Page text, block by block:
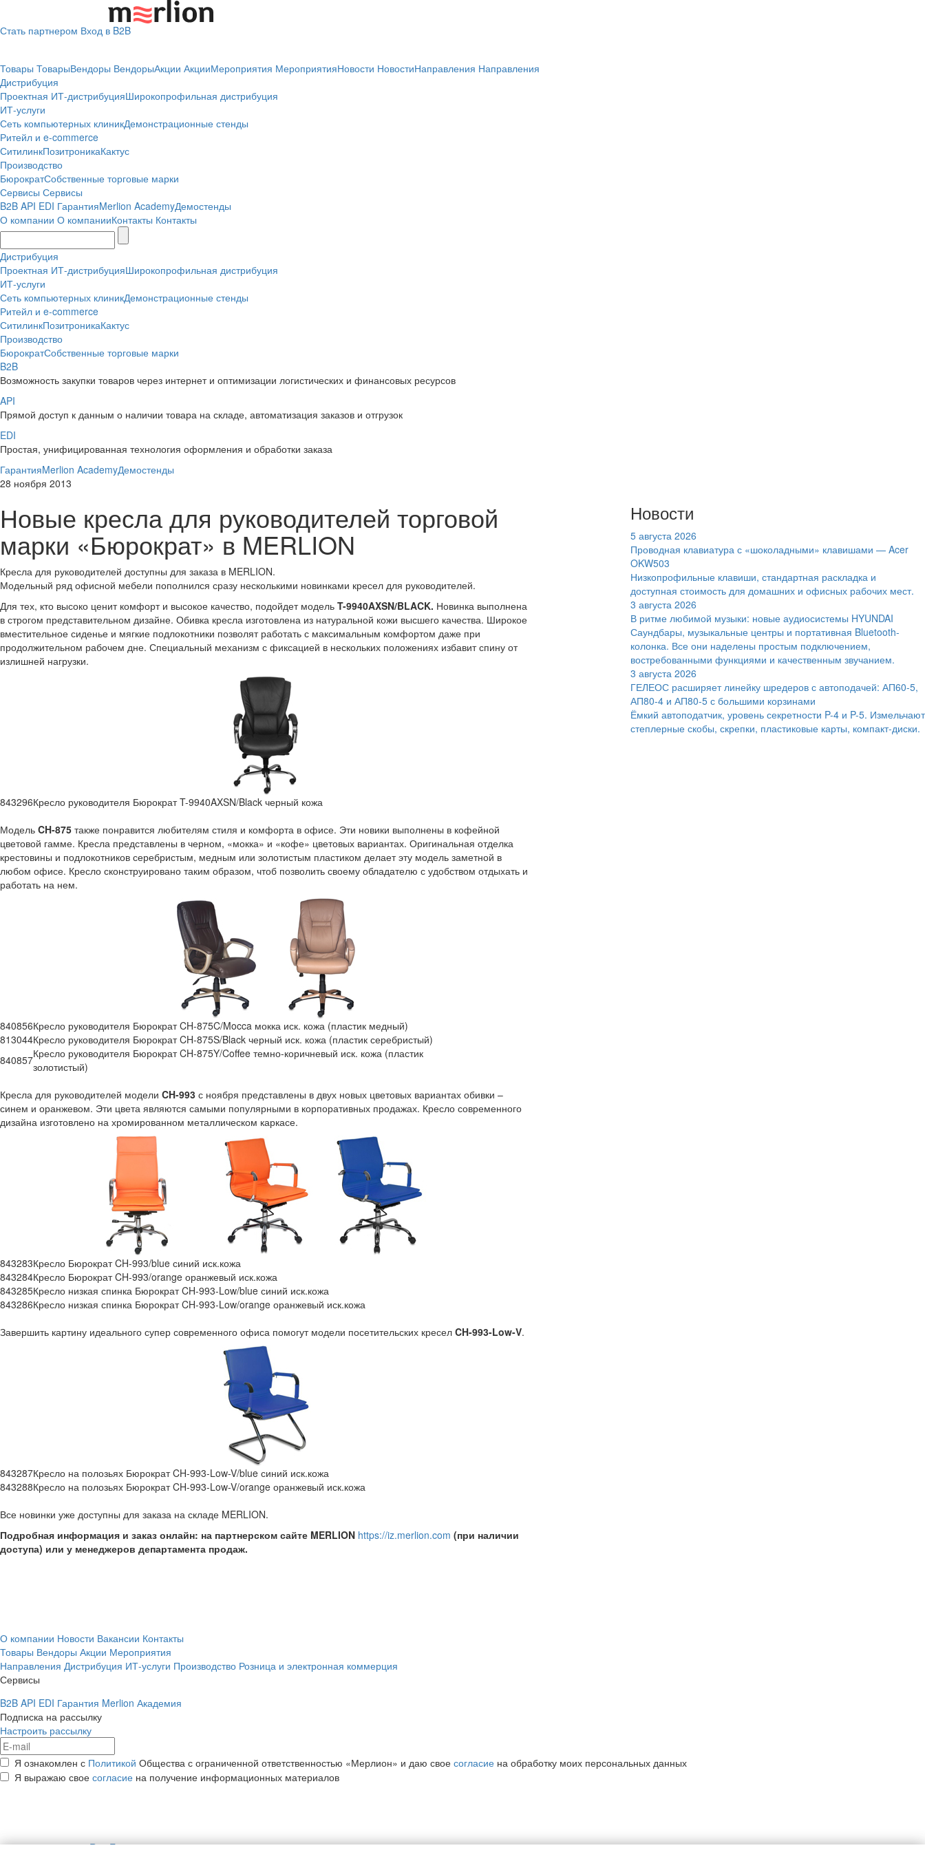
Стать партнером Вход в B2B
Товары ТоварыВендоры ВендорыАкции АкцииМероприятия МероприятияНовости НовостиНаправления Направления
Дистрибуция
Проектная ИТ-дистрибуцияШирокопрофильная дистрибуция
ИТ-услуги
Сеть компьютерных клиникДемонстрационные стенды
Ритейл и e-commerce
СитилинкПозитроникаКактус
Производство
БюрократСобственные торговые марки
Сервисы Сервисы
B2B API EDI ГарантияMerlion AcademyДемостенды
О компании О компанииКонтакты Контакты
Дистрибуция
Проектная ИТ-дистрибуцияШирокопрофильная дистрибуция
ИТ-услуги
Сеть компьютерных клиникДемонстрационные стенды
Ритейл и e-commerce
СитилинкПозитроникаКактус
Производство
БюрократСобственные торговые марки
B2B
Возможность закупки товаров через интернет и оптимизации логистических и финансовых ресурсов
API
Прямой доступ к данным о наличии товара на складе, автоматизация заказов и отгрузок
EDI
Простая, унифицированная технология оформления и обработки заказа
ГарантияMerlion AcademyДемостенды
28 ноября 2013
Новые кресла для руководителей торговой
марки «Бюрократ» в MERLION
Кресла для руководителей доступны для заказа в MERLION.
Модельный ряд офисной мебели пополнился сразу несколькими новинками кресел для руководителей.
Для тех, кто высоко ценит комфорт и высокое качество, подойдет модель T-9940AXSN/BLACK. Новинка выполнена
в строгом представительном дизайне. Обивка кресла изготовлена из натуральной кожи высшего качества. Широкое
вместительное сиденье и мягкие подлокотники позволят работать с максимальным комфортом даже при
продолжительном рабочем дне. Специальный механизм с фиксацией в нескольких положениях избавит спину от
излишней нагрузки.
843296Кресло руководителя Бюрократ T-9940AXSN/Black черный кожа
Модель CH-875 также понравится любителям стиля и комфорта в офисе. Эти новики выполнены в кофейной
цветовой гамме. Кресла представлены в черном, «мокка» и «кофе» цветовых вариантах. Оригинальная отделка
крестовины и подлокотников серебристым, медным или золотистым пластиком делает эту модель заметной в
любом офисе. Кресло сконструировано таким образом, чтоб позволить своему обладателю с удобством отдыхать и
работать на нем.
840856Кресло руководителя Бюрократ CH-875C/Mocca мокка иск. кожа (пластик медный)
813044Кресло руководителя Бюрократ CH-875S/Black черный иск. кожа (пластик серебристый)
840857Кресло руководителя Бюрократ CH-875Y/Coffee темно-коричневый иск. кожа (пластик
золотистый)
Кресла для руководителей модели CH-993 с ноября представлены в двух новых цветовых вариантах обивки –
синем и оранжевом. Эти цвета являются самыми популярными в корпоративных продажах. Кресло современного
дизайна изготовлено на хромированном металлическом каркасе.
843283Кресло Бюрократ CH-993/blue синий иск.кожа
843284Кресло Бюрократ CH-993/orange оранжевый иск.кожа
843285Кресло низкая спинка Бюрократ CH-993-Low/blue синий иск.кожа
843286Кресло низкая спинка Бюрократ CH-993-Low/orange оранжевый иск.кожа
Завершить картину идеального супер современного офиса помогут модели посетительских кресел CH-993-Low-V.
843287Кресло на полозьях Бюрократ CH-993-Low-V/blue синий иск.кожа
843288Кресло на полозьях Бюрократ CH-993-Low-V/orange оранжевый иск.кожа
Все новинки уже доступны для заказа на складе MERLION.
Подробная информация и заказ онлайн: на партнерском сайте MERLION https://iz.merlion.com (при наличии
доступа) или у менеджеров департамента продаж.
Новости
5 августа 2026
Проводная клавиатура с «шоколадными» клавишами — Acer
OKW503
Низкопрофильные клавиши, стандартная раскладка и
доступная стоимость для домашних и офисных рабочих мест.
3 августа 2026
В ритме любимой музыки: новые аудиосистемы HYUNDAI
Саундбары, музыкальные центры и портативная Bluetooth-
колонка. Все они наделены простым подключением,
востребованными функциями и качественным звучанием.
3 августа 2026
ГЕЛЕОС расширяет линейку шредеров с автоподачей: АП60-5,
АП80-4 и АП80-5 с большими корзинами
Ёмкий автоподатчик, уровень секретности P-4 и P-5. Измельчают
степлерные скобы, скрепки, пластиковые карты, компакт-диски.
О компании Новости Вакансии Контакты
Товары Вендоры Акции Мероприятия
Направления Дистрибуция ИТ-услуги Производство Розница и электронная коммерция
Сервисы
B2B API EDI Гарантия Merlion Академия
Подписка на рассылку
Настроить рассылку
Я ознакомлен с Политикой Общества с ограниченной ответственностью «Мерлион» и даю свое согласие на обработку моих персональных данных
Я выражаю свое согласие на получение информационных материалов
Rus Eng